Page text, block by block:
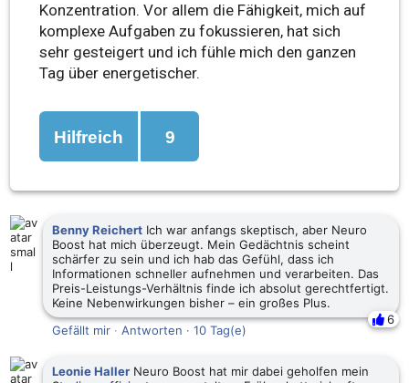
Konzentration. Vor allem die Fähigkeit, mich auf
komplexe Aufgaben zu fokussieren, hat sich
sehr gesteigert und ich fühle mich den ganzen
Tag über energetischer.
Hilfreich 9
Benny Reichert Ich war anfangs skeptisch, aber Neuro
Boost hat mich überzeugt. Mein Gedächtnis scheint
schärfer zu sein und ich hab das Gefühl, dass ich
Informationen schneller aufnehmen und verarbeiten. Das
Preis-Leistungs-Verhältnis finde ich absolut gerechtfertigt.
Keine Nebenwirkungen bisher – ein großes Plus.
6
Gefällt mir · Antworten · 10 Tag(e)
Leonie Haller Neuro Boost hat mir dabei geholfen mein